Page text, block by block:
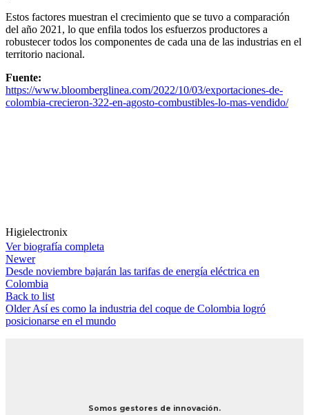
Estos factores muestran el crecimiento que se tuvo a comparación
del año 2021, lo que enfila todos los esfuerzos productores a
robustecer todos los componentes de cada una de las industrias en el
territorio nacional.
Fuente:
https://www.bloomberglinea.com/2022/10/03/exportaciones-de-
colombia-crecieron-322-en-agosto-combustibles-lo-mas-vendido/
Higielectronix
Ver biografía completa
Newer
Desde noviembre bajarán las tarifas de energía eléctrica en
Colombia
Back to list
Older Así es como la industria del coque de Colombia logró
posicionarse en el mundo
Somos gestores de innovación.